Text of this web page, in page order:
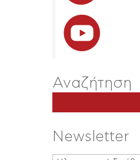
Αναζήτηση
Newsletter